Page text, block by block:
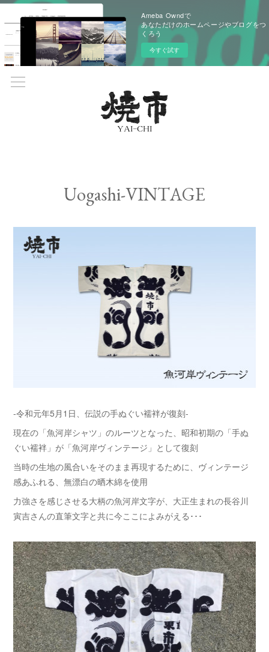
Ameba Owndで
あなただけのホームページやブログをつ
くろう
今すぐ試す
Uogashi-VINTAGE
-令和元年5月1日、伝説の手ぬぐい襦袢が復刻-
現在の「魚河岸シャツ」のルーツとなった、昭和初期の「手ぬ
ぐい襦袢」が「魚河岸ヴィンテージ」として復刻
当時の生地の風合いをそのまま再現するために、ヴィンテージ
感あふれる、無漂白の晒木綿を使用
力強さを感じさせる大柄の魚河岸文字が、大正生まれの長谷川
寅吉さんの直筆文字と共に今ここによみがえる･･･